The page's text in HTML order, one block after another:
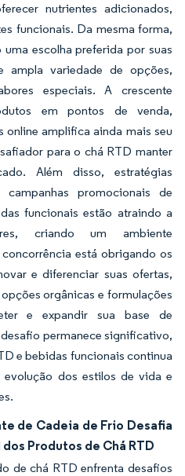
nutrientes adicionados,
funcionais. Da mesma forma,
escolha preferida por suas
ampla variedade de opções,
especiais. A crescente
em pontos de venda,
online amplifica ainda mais seu
para o chá RTD manter
Além disso, estratégias
promocionais de
funcionais estão atraindo a
criando um ambiente
está obrigando os
e diferenciar suas ofertas,
orgânicas e formulações
e expandir sua base de
permanece significativo,
e bebidas funcionais continua
evolução dos estilos de vida e
de Cadeia de Frio Desafia
Produtos de Chá RTD
de chá RTD enfrenta desafios